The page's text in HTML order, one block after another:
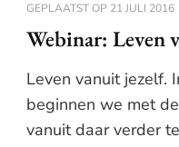
GEPLAATST OP 21 JULI 2016
Webinar: Leven
Leven vanuit jezelf.
beginnen we met
vanuit daar verder